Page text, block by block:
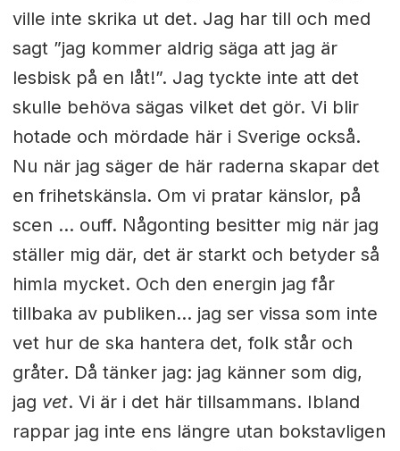
ville inte skrika ut det. Jag har till och med
sagt ”jag kommer aldrig säga att jag är
lesbisk på en låt!”. Jag tyckte inte att det
skulle behöva sägas vilket det gör. Vi blir
hotade och mördade här i Sverige också.
Nu när jag säger de här raderna skapar det
en frihetskänsla. Om vi pratar känslor, på
scen ... ouff. Någonting besitter mig när jag
ställer mig där, det är starkt och betyder så
himla mycket. Och den energin jag får
tillbaka av publiken… jag ser vissa som inte
vet hur de ska hantera det, folk står och
gråter. Då tänker jag: jag känner som dig,
jag vet. Vi är i det här tillsammans. Ibland
rappar jag inte ens längre utan bokstavligen